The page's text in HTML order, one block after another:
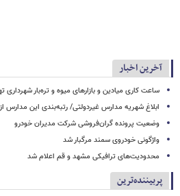
آخرین اخبار
ساعت کاری میادین و بازارهای میوه و تره‌بار شهرداری
ابلاغ شهریه مدارس غیردولتی/ رتبه‌بندی این مدارس
وضعیت پرونده گران‌فروشی شرکت مدیران خودرو
واژگونی خودروی سمند مرگبار شد
محدودیت‌های ترافیکی مشهد و قم اعلام شد
پربیننده‌ترین